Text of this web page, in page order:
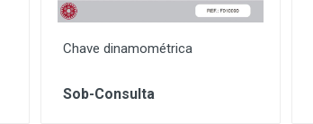
Chave dinamométrica
Sob-Consulta